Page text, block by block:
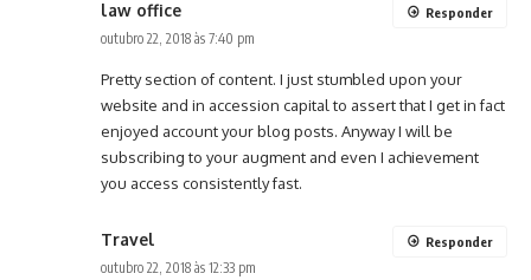
law office
outubro 22, 2018 às 7:40 pm
Pretty section of content. I just stumbled upon your
website and in accession capital to assert that I get in fact
enjoyed account your blog posts. Anyway I will be
subscribing to your augment and even I achievement
you access consistently fast.
Responder
Travel
outubro 22, 2018 às 12:33 pm
Responder